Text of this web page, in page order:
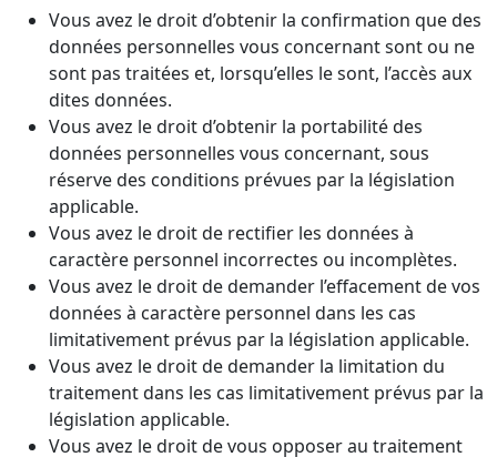
Vous avez le droit d’obtenir la confirmation que des
données personnelles vous concernant sont ou ne
sont pas traitées et, lorsqu’elles le sont, l’accès aux
dites données.
Vous avez le droit d’obtenir la portabilité des
données personnelles vous concernant, sous
réserve des conditions prévues par la législation
applicable.
Vous avez le droit de rectifier les données à
caractère personnel incorrectes ou incomplètes.
Vous avez le droit de demander l’effacement de vos
données à caractère personnel dans les cas
limitativement prévus par la législation applicable.
Vous avez le droit de demander la limitation du
traitement dans les cas limitativement prévus par la
législation applicable.
Vous avez le droit de vous opposer au traitement